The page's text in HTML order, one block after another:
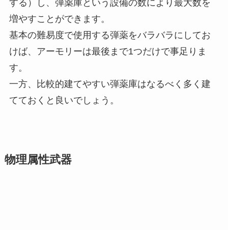
する）し、弾薬庫という設備の数により最大数を
増やすことができます。
基本の難易度で使用する弾薬をバラバラにしてお
けば、アーモリーは最後まで1つだけで事足りま
す。
一方、比較的建てやすい弾薬庫はなるべく多く建
てておくと良いでしょう。
物理属性武器